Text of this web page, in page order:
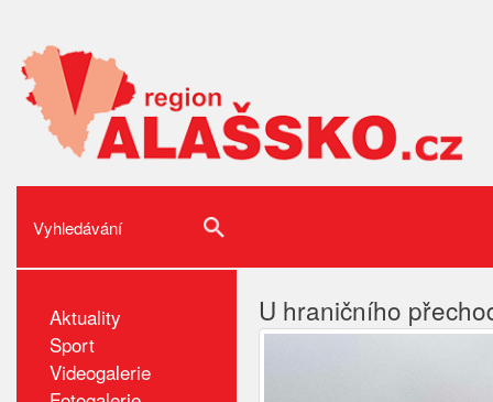
Aktuality
Sport
Videogalerie
U hraničního